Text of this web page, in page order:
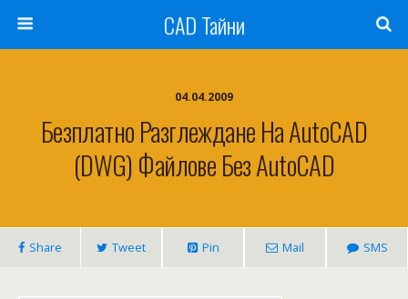
CAD Тайни
04.04.2009
Безплатно Разглеждане На AutoCAD
(DWG) Файлове Без AutoCAD
Share Tweet Pin Mail SMS